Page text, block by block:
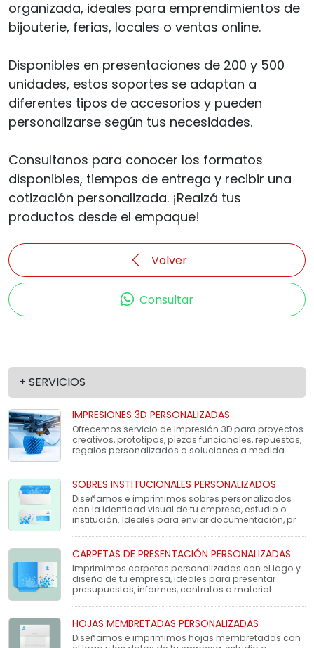
organizada, ideales para emprendimientos de
bijouterie, ferias, locales o ventas online.
Disponibles en presentaciones de 200 y 500
unidades, estos soportes se adaptan a
diferentes tipos de accesorios y pueden
personalizarse según tus necesidades.
Consultanos para conocer los formatos
disponibles, tiempos de entrega y recibir una
cotización personalizada. ¡Realzá tus
productos desde el empaque!
Volver
Consultar
+ SERVICIOS
IMPRESIONES 3D PERSONALIZADAS
Ofrecemos servicio de impresión 3D para proyectos
creativos, prototipos, piezas funcionales, repuestos,
regalos personalizados o soluciones a medida.
SOBRES INSTITUCIONALES PERSONALIZADOS
Diseñamos e imprimimos sobres personalizados
con la identidad visual de tu empresa, estudio o
institución. Ideales para enviar documentación, pr
CARPETAS DE PRESENTACIÓN PERSONALIZADAS
Imprimimos carpetas personalizadas con el logo y
diseño de tu empresa, ideales para presentar
presupuestos, informes, contratos o material
HOJAS MEMBRETADAS PERSONALIZADAS
Diseñamos e imprimimos hojas membretadas con